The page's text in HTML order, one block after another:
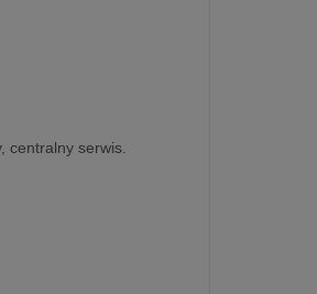
centralny serwis.